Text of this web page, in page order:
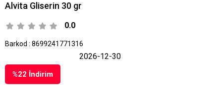
Alvita Gliserin 30 gr
0.0
Barkod : 8699241771316
%22 İndirim
2026-12-30